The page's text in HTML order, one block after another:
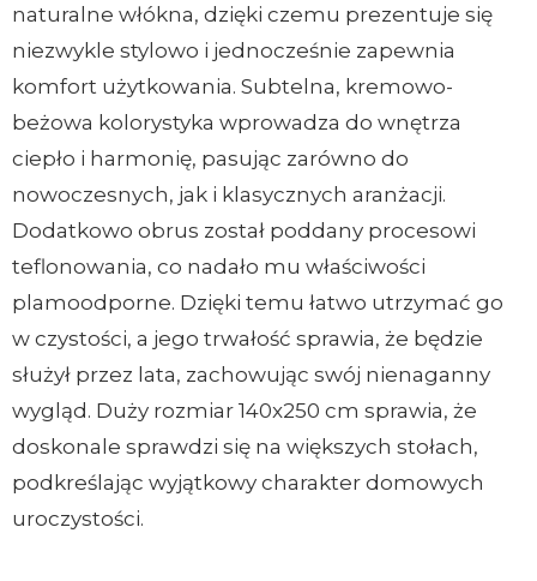
naturalne włókna, dzięki czemu prezentuje się
niezwykle stylowo i jednocześnie zapewnia
komfort użytkowania. Subtelna, kremowo-
beżowa kolorystyka wprowadza do wnętrza
ciepło i harmonię, pasując zarówno do
nowoczesnych, jak i klasycznych aranżacji.
Dodatkowo obrus został poddany procesowi
teflonowania, co nadało mu właściwości
plamoodporne. Dzięki temu łatwo utrzymać go
w czystości, a jego trwałość sprawia, że będzie
służył przez lata, zachowując swój nienaganny
wygląd. Duży rozmiar 140x250 cm sprawia, że
doskonale sprawdzi się na większych stołach,
podkreślając wyjątkowy charakter domowych
uroczystości.